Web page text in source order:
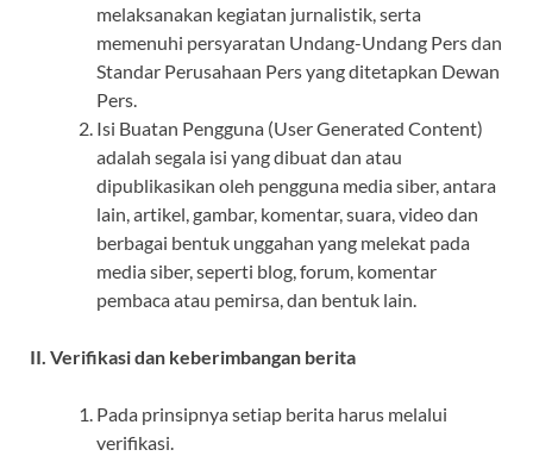
melaksanakan kegiatan jurnalistik, serta
memenuhi persyaratan Undang-Undang Pers dan
Standar Perusahaan Pers yang ditetapkan Dewan
Pers.
Isi Buatan Pengguna (User Generated Content)
adalah segala isi yang dibuat dan atau
dipublikasikan oleh pengguna media siber, antara
lain, artikel, gambar, komentar, suara, video dan
berbagai bentuk unggahan yang melekat pada
media siber, seperti blog, forum, komentar
pembaca atau pemirsa, dan bentuk lain.
II. Verifikasi dan keberimbangan berita
Pada prinsipnya setiap berita harus melalui
verifikasi.